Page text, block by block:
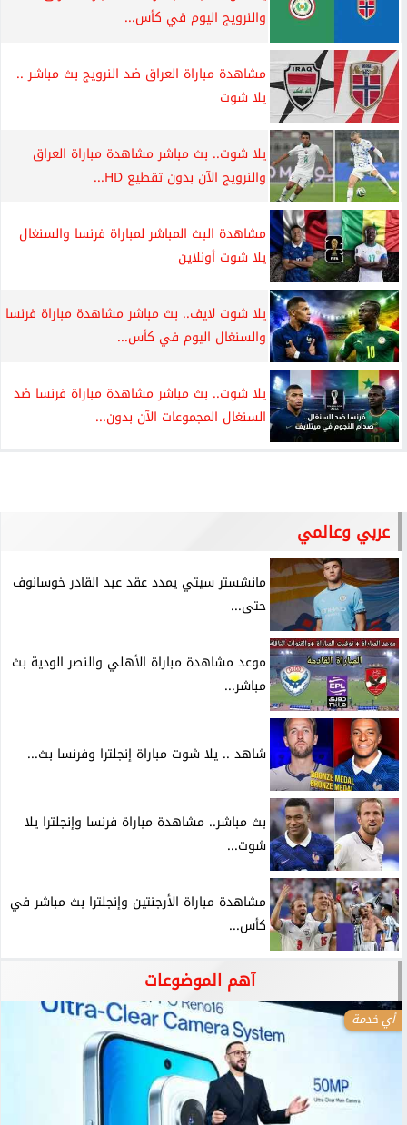
والنرويج اليوم في كأس...
مشاهدة مباراة العراق ضد النرويج بث مباشر ..
يلا شوت
يلا شوت.. بث مباشر مشاهدة مباراة العراق
والنرويج الآن بدون تقطيع HD...
مشاهدة البث المباشر لمباراة فرنسا والسنغال
يلا شوت أونلاين
يلا شوت لايف.. بث مباشر مشاهدة مباراة فرنسا
والسنغال اليوم في كأس...
يلا شوت.. بث مباشر مشاهدة مباراة فرنسا ضد
السنغال المجموعات الآن بدون...
عربي وعالمي
مانشستر سيتي يمدد عقد عبد القادر خوسانوف
حتى...
موعد مشاهدة مباراة الأهلي والنصر الودية بث
مباشر...
شاهد .. يلا شوت مباراة إنجلترا وفرنسا بث...
بث مباشر.. مشاهدة مباراة فرنسا وإنجلترا يلا
شوت...
مشاهدة مباراة الأرجنتين وإنجلترا بث مباشر في
كأس...
آهم الموضوعات
أي خدمة